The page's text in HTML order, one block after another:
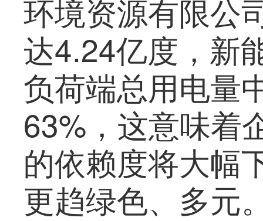
环境资源有限公
达4.24亿度，新
负荷端总用电量
63%，这意味着
的依赖度将大幅
更趋绿色、多元